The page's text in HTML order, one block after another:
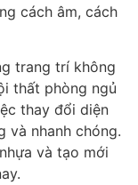
cách âm, cách
trang trí không
thất phòng ngủ
thay đổi diện
và nhanh chóng.
và tạo mới